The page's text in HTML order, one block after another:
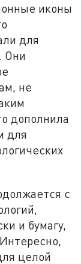
иконы
для
Они
не
дополнила
для
с
и бумагу,
целой